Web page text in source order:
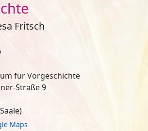
Fritsch
für Vorgeschichte
Straße 9
Maps